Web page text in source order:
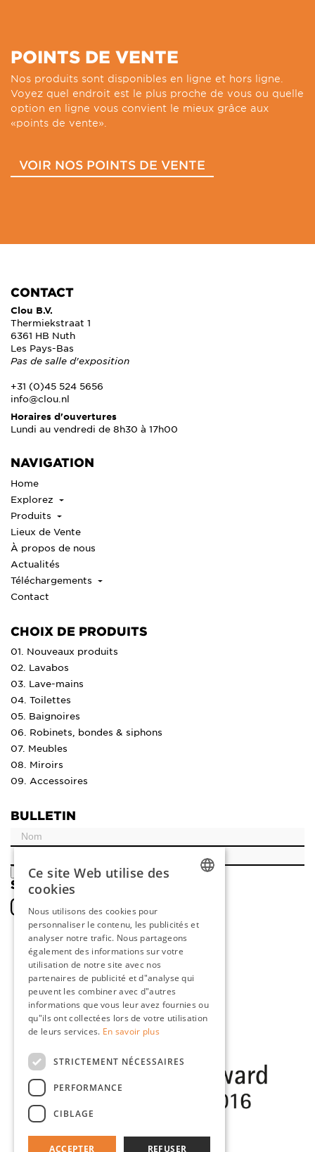
POINTS DE VENTE
Nos produits sont disponibles en ligne et hors ligne.
Voyez quel endroit est le plus proche de vous ou quelle
option en ligne vous convient le mieux grâce aux
«points de vente».
VOIR NOS POINTS DE VENTE
CONTACT
Clou B.V.
Thermiekstraat 1
6361 HB Nuth
Les Pays-Bas
Pas de salle d'exposition
+31 (0)45 524 5656
info@clou.nl
Horaires d'ouvertures
Lundi au vendredi de 8h30 à 17h00
NAVIGATION
Home
Explorez
Produits
Lieux de Vente
À propos de nous
Actualités
Téléchargements
Contact
CHOIX DE PRODUITS
01. Nouveaux produits
02. Lavabos
03. Lave-mains
04. Toilettes
05. Baignoires
06. Robinets, bondes & siphons
07. Meubles
08. Miroirs
09. Accessoires
BULLETIN
ENREGISTRER
SOCIAL
ENGLISH
FRENCH
GERMAN
Ce site Web utilise des
cookies
Nous utilisons des cookies pour
personnaliser le contenu, les publicités et
analyser notre trafic. Nous partageons
également des informations sur votre
utilisation de notre site avec nos
partenaires de publicité et d"analyse qui
peuvent les combiner avec d"autres
informations que vous leur avez fournies ou
qu"ils ont collectées lors de votre utilisation
de leurs services. En savoir plus
STRICTEMENT NÉCESSAIRES
PERFORMANCE
CIBLAGE
ACCEPTER REFUSER